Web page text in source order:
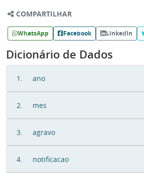
COMPARTILHAR
WhatsApp Facebook LinkedIn
Dicionário de Dados
1. ano
2. mes
3. agravo
4. notificacao